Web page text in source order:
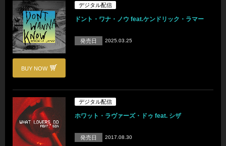
BUY NOW
デジタル配信
ドント・ワナ・ノウ feat.ケンドリック・ラマー
発売日 2025.03.25
デジタル配信
ホワット・ラヴァーズ・ドゥ feat. シザ
発売日 2017.08.30